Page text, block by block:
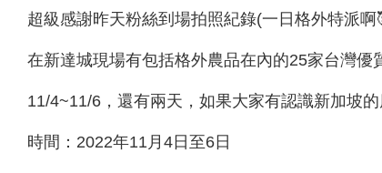
超級感謝昨天粉絲到場拍照紀錄(一日格外特派啊
在新達城現場有包括格外農品在內的25家台灣
11/4~11/6，還有兩天，如果大家有認識新加坡
時間：2022年11月4日至6日